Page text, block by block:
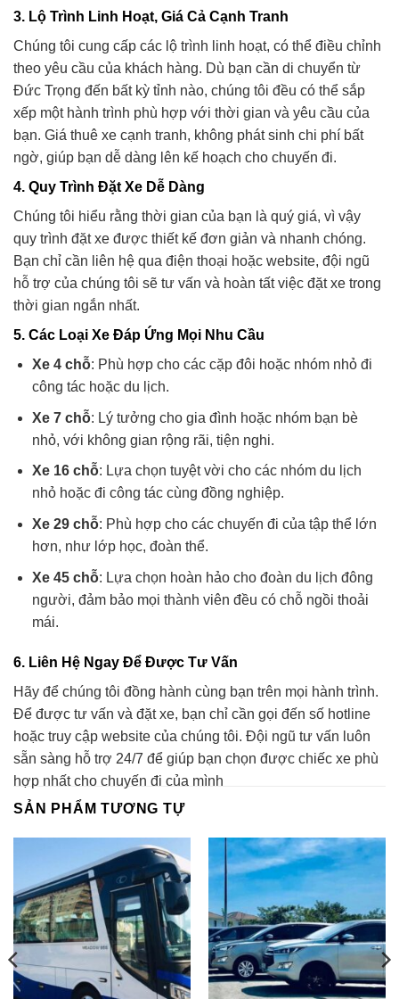
3. Lộ Trình Linh Hoạt, Giá Cả Cạnh Tranh
Chúng tôi cung cấp các lộ trình linh hoạt, có thể điều chỉnh
theo yêu cầu của khách hàng. Dù bạn cần di chuyển từ
Đức Trọng đến bất kỳ tỉnh nào, chúng tôi đều có thể sắp
xếp một hành trình phù hợp với thời gian và yêu cầu của
bạn. Giá thuê xe cạnh tranh, không phát sinh chi phí bất
ngờ, giúp bạn dễ dàng lên kế hoạch cho chuyến đi.
4. Quy Trình Đặt Xe Dễ Dàng
Chúng tôi hiểu rằng thời gian của bạn là quý giá, vì vậy
quy trình đặt xe được thiết kế đơn giản và nhanh chóng.
Bạn chỉ cần liên hệ qua điện thoại hoặc website, đội ngũ
hỗ trợ của chúng tôi sẽ tư vấn và hoàn tất việc đặt xe trong
thời gian ngắn nhất.
5. Các Loại Xe Đáp Ứng Mọi Nhu Cầu
Xe 4 chỗ: Phù hợp cho các cặp đôi hoặc nhóm nhỏ đi
công tác hoặc du lịch.
Xe 7 chỗ: Lý tưởng cho gia đình hoặc nhóm bạn bè
nhỏ, với không gian rộng rãi, tiện nghi.
Xe 16 chỗ: Lựa chọn tuyệt vời cho các nhóm du lịch
nhỏ hoặc đi công tác cùng đồng nghiệp.
Xe 29 chỗ: Phù hợp cho các chuyến đi của tập thể lớn
hơn, như lớp học, đoàn thể.
Xe 45 chỗ: Lựa chọn hoàn hảo cho đoàn du lịch đông
người, đảm bảo mọi thành viên đều có chỗ ngồi thoải
mái.
6. Liên Hệ Ngay Để Được Tư Vấn
Hãy để chúng tôi đồng hành cùng bạn trên mọi hành trình.
Để được tư vấn và đặt xe, bạn chỉ cần gọi đến số hotline
hoặc truy cập website của chúng tôi. Đội ngũ tư vấn luôn
sẵn sàng hỗ trợ 24/7 để giúp bạn chọn được chiếc xe phù
hợp nhất cho chuyến đi của mình
SẢN PHẨM TƯƠNG TỰ